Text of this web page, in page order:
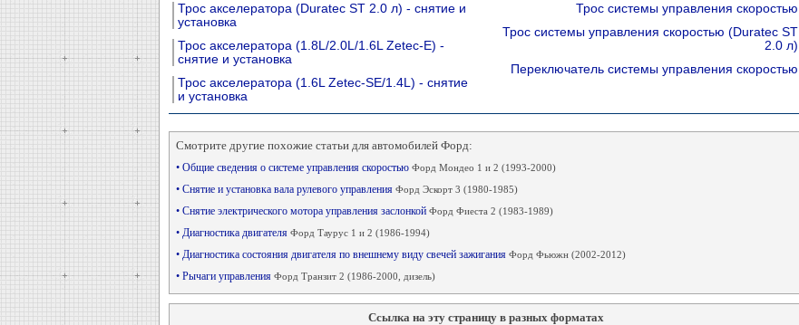
Трос акселератора (Duratec ST 2.0 л) - снятие и
установка
Трос акселератора (1.8L/2.0L/1.6L Zetec-E) -
снятие и установка
Трос акселератора (1.6L Zetec-SE/1.4L) - снятие
и установка
Трос системы управления скоростью
Трос системы управления скоростью (Duratec ST
2.0 л)
Переключатель системы управления скоростью
Смотрите другие похожие статьи для автомобилей Форд:
• Общие сведения о системе управления скоростью Форд Мондео 1 и 2 (1993-2000)
• Снятие и установка вала рулевого управления Форд Эскорт 3 (1980-1985)
• Снятие электрического мотора управления заслонкой Форд Фиеста 2 (1983-1989)
• Диагностика двигателя Форд Таурус 1 и 2 (1986-1994)
• Диагностика состояния двигателя по внешнему виду свечей зажигания Форд Фьюжн (2002-2012)
• Рычаги управления Форд Транзит 2 (1986-2000, дизель)
Ссылка на эту страницу в разных форматах